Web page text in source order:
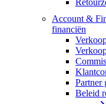
Account &
financiën
Partner
Beleid